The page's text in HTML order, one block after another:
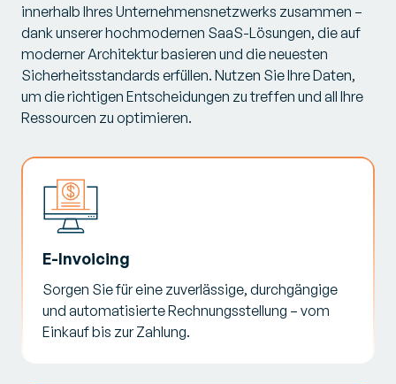
innerhalb Ihres Unternehmensnetzwerks zusammen –
dank unserer hochmodernen SaaS-Lösungen, die auf
moderner Architektur basieren und die neuesten
Sicherheitsstandards erfüllen. Nutzen Sie Ihre Daten,
um die richtigen Entscheidungen zu treffen und all Ihre
Ressourcen zu optimieren.
E-Invoicing
Sorgen Sie für eine zuverlässige, durchgängige
und automatisierte Rechnungsstellung – vom
Einkauf bis zur Zahlung.